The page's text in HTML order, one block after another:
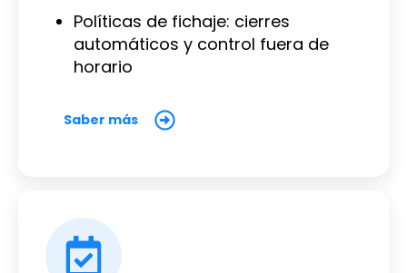
Políticas de fichaje: cierres
automáticos y control fuera de
horario
Saber más